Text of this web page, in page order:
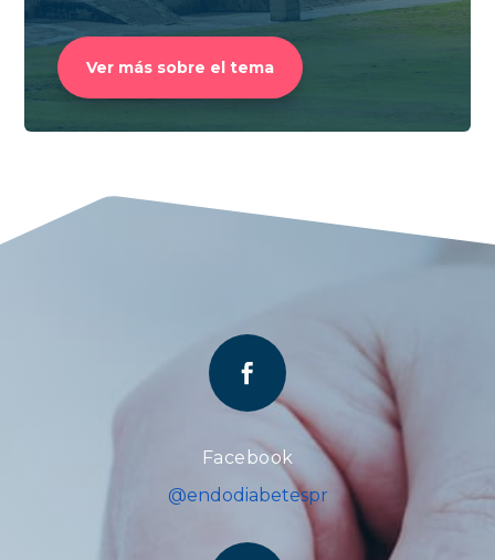
Ver más sobre el tema

Facebook
@endodiabetespr